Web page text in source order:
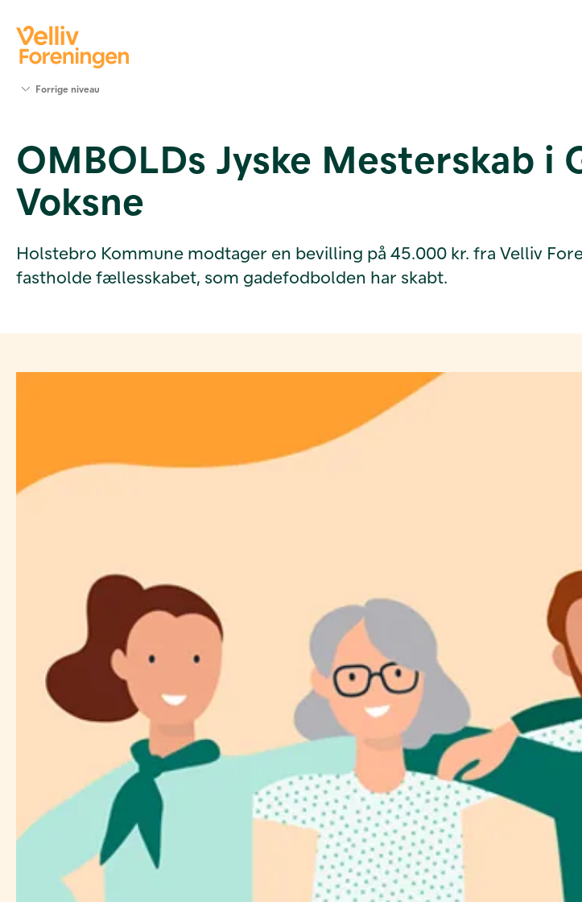
Værktøjer
og viden
Om Velliv
Foreningen
Forrige niveau
OMBOLDs Jyske Mesterskab
Voksne
Holstebro Kommune modtager en bevilling på 45.000 kr. fra Velliv
fastholde fællesskabet, som gadefodbolden har skabt.